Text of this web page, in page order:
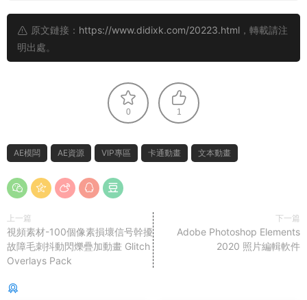
原文鏈接： https://www.didixk.com/20223.html ，轉載請注
明出處。
0 1
AE模闆 AE資源 VIP專區 卡通動畫 文本動畫
上一篇
視頻素材-100個像素損壞信号幹擾
故障毛刺抖動閃爍疊加動畫 Glitch
Overlays Pack
下一篇
Adobe Photoshop Elements
2020 照片編輯軟件